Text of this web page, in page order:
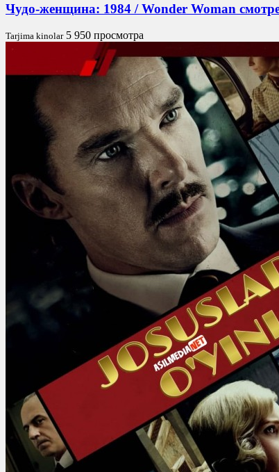
Чудо-женщина: 1984 / Wonder Woman
Tarjima kinolar 5 950 просмотра